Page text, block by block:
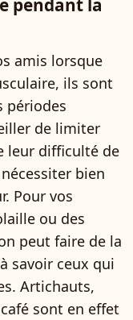
pendant la
amis lorsque
ils sont
périodes
de limiter
leur difficulté de
bien
Pour vos
ou des
peut faire de la
savoir ceux qui
Artichauts,
sont en effet